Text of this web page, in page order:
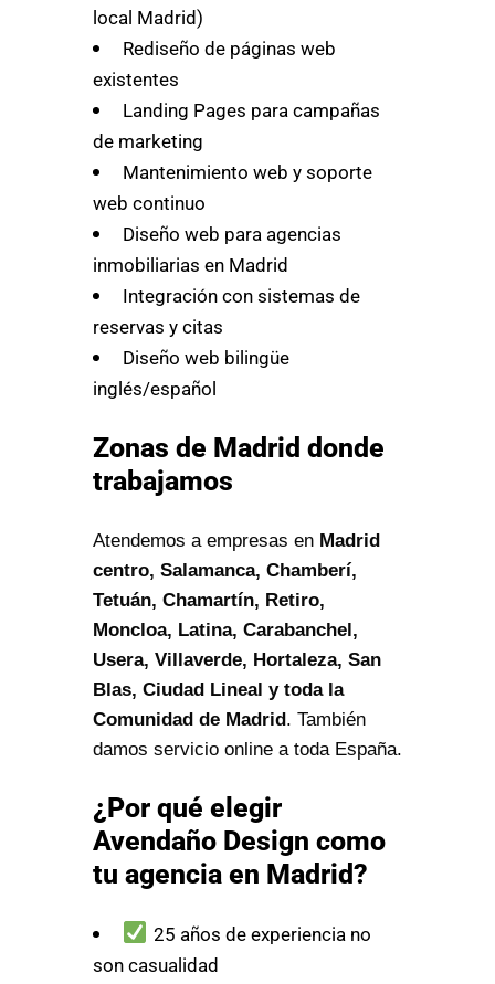
local Madrid)
Rediseño de páginas web
existentes
Landing Pages para campañas
de marketing
Mantenimiento web y soporte
web continuo
Diseño web para agencias
inmobiliarias en Madrid
Integración con sistemas de
reservas y citas
Diseño web bilingüe
inglés/español
Zonas de Madrid donde
trabajamos
Atendemos a empresas en Madrid
centro, Salamanca, Chamberí,
Tetuán, Chamartín, Retiro,
Moncloa, Latina, Carabanchel,
Usera, Villaverde, Hortaleza, San
Blas, Ciudad Lineal y toda la
Comunidad de Madrid. También
damos servicio online a toda España.
¿Por qué elegir
Avendaño Design como
tu agencia en Madrid?
25 años de experiencia no
son casualidad